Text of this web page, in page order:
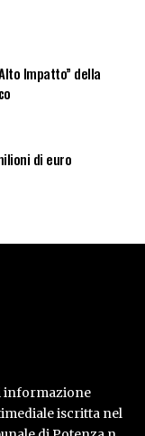
Impatto” della
di euro
informazione
iscritta nel